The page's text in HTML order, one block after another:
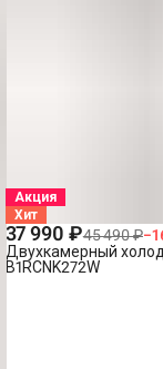
Акция
Хит
37 990 ₽45 490 ₽−
Двухкамерный
B1RCNK272W